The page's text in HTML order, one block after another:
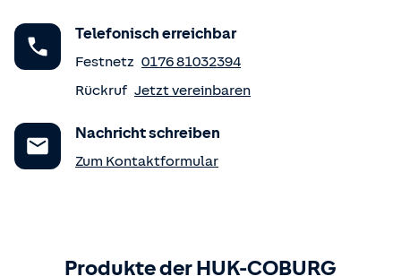
Telefonisch erreichbar
Festnetz 0176 81032394
Rückruf Jetzt vereinbaren
Nachricht schreiben
Zum Kontaktformular
Produkte der HUK-COBURG